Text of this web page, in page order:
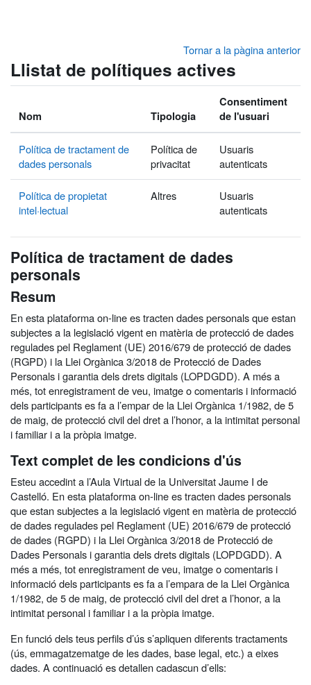
Tornar a la pàgina anterior
Llistat de polítiques actives
Nom Tipologia
Consentiment
de l'usuari
Política de tractament de
dades personals
Política de
privacitat
Usuaris
autenticats
Política de propietat
intel·lectual
Altres
Usuaris
autenticats
Política de tractament de dades
personals
Resum
En esta plataforma on-line es tracten dades personals que estan
subjectes a la legislació vigent en matèria de protecció de dades
regulades pel Reglament (UE) 2016/679 de protecció de dades
(RGPD) i la Llei Orgànica 3/2018 de Protecció de Dades
Personals i garantia dels drets digitals (LOPDGDD). A més a
més, tot enregistrament de veu, imatge o comentaris i informació
dels participants es fa a l’empar de la Llei Orgànica 1/1982, de 5
de maig, de protecció civil del dret a l’honor, a la intimitat personal
i familiar i a la pròpia imatge.
Text complet de les condicions d'ús
Esteu accedint a l’Aula Virtual de la Universitat Jaume I de
Castelló. En esta plataforma on-line es tracten dades personals
que estan subjectes a la legislació vigent en matèria de protecció
de dades regulades pel Reglament (UE) 2016/679 de protecció
de dades (RGPD) i la Llei Orgànica 3/2018 de Protecció de
Dades Personals i garantia dels drets digitals (LOPDGDD). A
més a més, tot enregistrament de veu, imatge o comentaris i
informació dels participants es fa a l’empara de la Llei Orgànica
1/1982, de 5 de maig, de protecció civil del dret a l’honor, a la
intimitat personal i familiar i a la pròpia imatge.
En funció dels teus perfils d’ús s’apliquen diferents tractaments
(ús, emmagatzematge de les dades, base legal, etc.) a eixes
dades. A continuació es detallen cadascun d’ells: